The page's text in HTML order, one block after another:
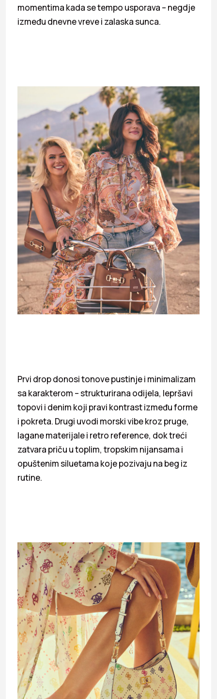
momentima kada se tempo usporava – negdje
između dnevne vreve i zalaska sunca.
Prvi drop donosi tonove pustinje i minimalizam
sa karakterom – strukturirana odijela, lepršavi
topovi i denim koji pravi kontrast između forme
i pokreta. Drugi uvodi morski vibe kroz pruge,
lagane materijale i retro reference, dok treći
zatvara priču u toplim, tropskim nijansama i
opuštenim siluetama koje pozivaju na beg iz
rutine.